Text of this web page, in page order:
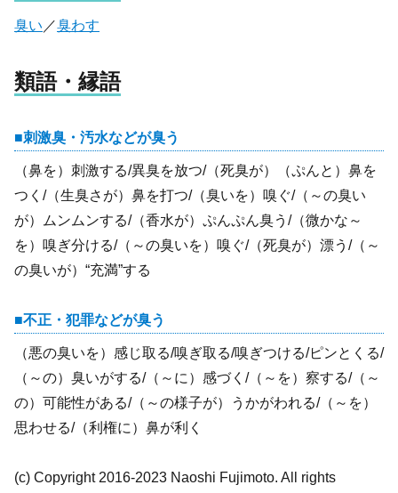
臭い ／臭わす
類語・縁語
刺激臭・汚水などが臭う
（鼻を）刺激する/異臭を放つ/（死臭が）（ぷんと）鼻を
つく/（生臭さが）鼻を打つ/（臭いを）嗅ぐ/（～の臭い
が）ムンムンする/（香水が）ぷんぷん臭う/（微かな～
を）嗅ぎ分ける/（～の臭いを）嗅ぐ/（死臭が）漂う/（～
の臭いが）“充満”する
不正・犯罪などが臭う
（悪の臭いを）感じ取る/嗅ぎ取る/嗅ぎつける/ピンとくる/
（～の）臭いがする/（～に）感づく/（～を）察する/（～
の）可能性がある/（～の様子が）うかがわれる/（～を）
思わせる/（利権に）鼻が利く
(c) Copyright 2016-2023 Naoshi Fujimoto. All rights